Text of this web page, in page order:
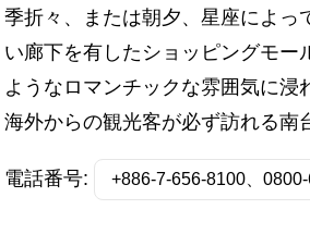
季折々、または朝夕、星座によっ
い廊下を有したショッピングモ
ようなロマンチックな雰囲気に浸
海外からの観光客が必ず訪れる南
電話番号: +886-7-656-8100、